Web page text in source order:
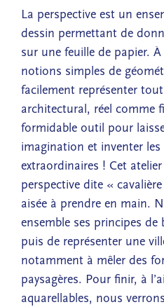
La perspective est un
dessin permettant de
sur une feuille de papier.
notions simples de
facilement représenter tout
architectural, réel comme
formidable outil pour
imagination et inventer les
extraordinaires ! Cet
perspective dite «
aisée à prendre en main.
ensemble ses principes de
puis de représenter une
notamment à mêler des
paysagères. Pour finir, à
aquarellables, nous